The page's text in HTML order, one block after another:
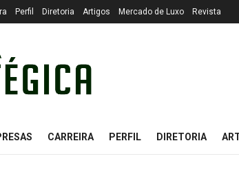
Perfil Diretoria Artigos Mercado de Luxo Revista
CARREIRA PERFIL DIRETORIA